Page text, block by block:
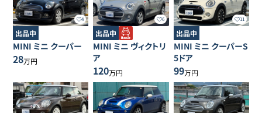
4
出品中
MINI ミニ クーパー
28万円
6
出品中
MINI ミニ ヴィクトリ
ア
120万円
11
出品中
MINI ミニ クーパーS
5ドア
99万円